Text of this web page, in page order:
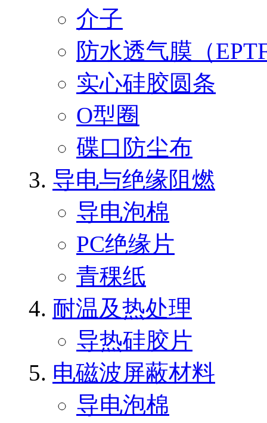
介子
防水透气膜（
实心硅胶圆条
O型圈
碟口防尘布
导电与绝缘阻燃
导电泡棉
PC绝缘片
青稞纸
耐温及热处理
导热硅胶片
电磁波屏蔽材料
导电泡棉